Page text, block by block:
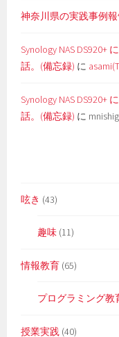
神奈川県の実践事例
Synology NAS
話。(備忘録) に
Synology NAS
話。(備忘録) に mnishig
呟き (43)
趣味 (11)
情報教育 (65)
プログラミング教
授業実践 (40)